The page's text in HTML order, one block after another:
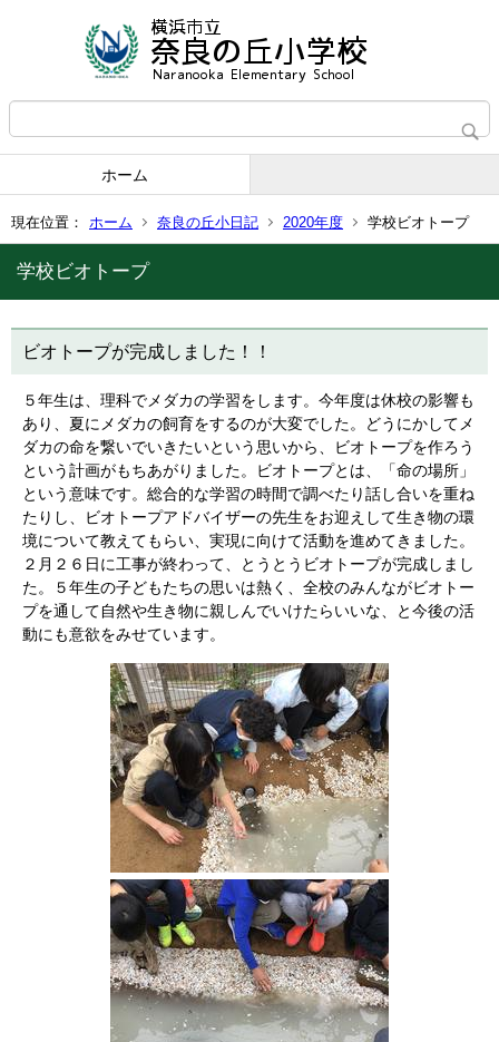
ホーム
現在位置： ホーム 奈良の丘小日記 2020年度 学校ビオトープ
学校ビオトープ
ビオトープが完成しました！！
５年生は、理科でメダカの学習をします。今年度は休校の影響も
あり、夏にメダカの飼育をするのが大変でした。どうにかしてメ
ダカの命を繋いでいきたいという思いから、ビオトープを作ろう
という計画がもちあがりました。ビオトープとは、「命の場所」
という意味です。総合的な学習の時間で調べたり話し合いを重ね
たりし、ビオトープアドバイザーの先生をお迎えして生き物の環
境について教えてもらい、実現に向けて活動を進めてきました。
２月２６日に工事が終わって、とうとうビオトープが完成しまし
た。５年生の子どもたちの思いは熱く、全校のみんながビオトー
プを通して自然や生き物に親しんでいけたらいいな、と今後の活
動にも意欲をみせています。